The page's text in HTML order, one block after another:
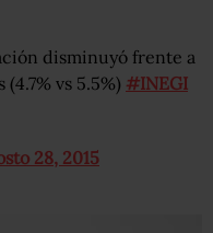
disminuyó frente a
vs 5.5%) #INEGI
28, 2015